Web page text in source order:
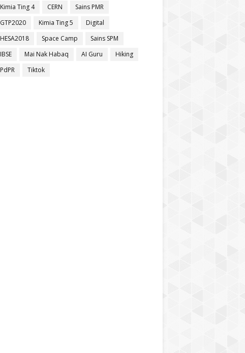
Kimia Ting 4
CERN
Sains PMR
GTP2020
Kimia Ting 5
Digital
HESA2018
Space Camp
Sains SPM
IBSE
Mai Nak Habaq AI Guru
Hiking
PdPR
Tiktok